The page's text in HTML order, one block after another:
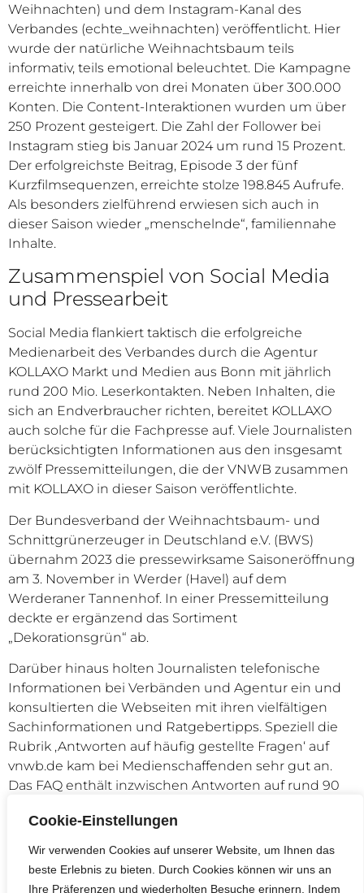
Cookie-Einstellungen
Wir verwenden Cookies auf unserer Website, um Ihnen das
beste Erlebnis zu bieten. Durch Cookies können wir uns an
Ihre Präferenzen und wiederholten Besuche erinnern. Indem
Weihnachten) und dem Instagram-Kanal des
Verbandes (echte_weihnachten) veröffentlicht. Hier
wurde der natürliche Weihnachtsbaum teils
informativ, teils emotional beleuchtet. Die Kampagne
erreichte innerhalb von drei Monaten über 300.000
Konten. Die Content-Interaktionen wurden um über
250 Prozent gesteigert. Die Zahl der Follower bei
Instagram stieg bis Januar 2024 um rund 15 Prozent.
Der erfolgreichste Beitrag, Episode 3 der fünf
Kurzfilmsequenzen, erreichte stolze 198.845 Aufrufe.
Als besonders zielführend erwiesen sich auch in
dieser Saison wieder „menschelnde“, familiennahe
Inhalte.
Zusammenspiel von Social Media
und Pressearbeit
Social Media flankiert taktisch die erfolgreiche
Medienarbeit des Verbandes durch die Agentur
KOLLAXO Markt und Medien aus Bonn mit jährlich
rund 200 Mio. Leserkontakten. Neben Inhalten, die
sich an Endverbraucher richten, bereitet KOLLAXO
auch solche für die Fachpresse auf. Viele Journalisten
berücksichtigten Informationen aus den insgesamt
zwölf Pressemitteilungen, die der VNWB zusammen
mit KOLLAXO in dieser Saison veröffentlichte.
Der Bundesverband der Weihnachtsbaum- und
Schnittgrünerzeuger in Deutschland e.V. (BWS)
übernahm 2023 die pressewirksame Saisoneröffnung
am 3. November in Werder (Havel) auf dem
Werderaner Tannenhof. In einer Pressemitteilung
deckte er ergänzend das Sortiment
„Dekorationsgrün“ ab.
Darüber hinaus holten Journalisten telefonische
Informationen bei Verbänden und Agentur ein und
konsultierten die Webseiten mit ihren vielfältigen
Sachinformationen und Ratgebertipps. Speziell die
Rubrik ‚Antworten auf häufig gestellte Fragen‘ auf
vnwb.de kam bei Medienschaffenden sehr gut an.
Das FAQ enthält inzwischen Antworten auf rund 90
und Trends‘, ‚Anbau und Pflege‘ sowie ‚Umwelt, Klima
und Gesundheit‘.
„Wir fahren hier bewusst zweigleisig, liefern